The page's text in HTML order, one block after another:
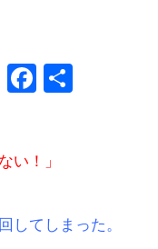
Hatena共
い！」
してしまった。